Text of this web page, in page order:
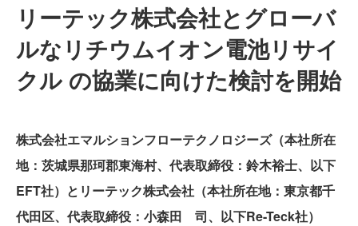
ABOUT
リーテック株式会社とグローバ
ルなリチウムイオン電池リサイ
クル の協業に向けた検討を開始
株式会社エマルションフローテクノロジーズ（本社所在
地：茨城県那珂郡東海村、代表取締役：鈴木裕士、以下
EFT社）とリーテック株式会社（本社所在地：東京都千
代田区、代表取締役：小森田 司、以下Re-Teck社）